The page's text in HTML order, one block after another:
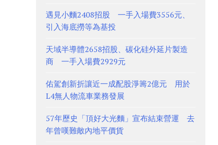
遇見小麵2408招股 一手入場費3556元、
引入海底撈等為基投
天域半導體2658招股、碳化硅外延片製造
商 一手入場費2929元
佑駕創新折讓近一成配股淨籌2億元 用於
L4無人物流車業務發展
57年歷史「頂好大光麵」宣布結束營運 去
年曾嘆難敵內地平價貨